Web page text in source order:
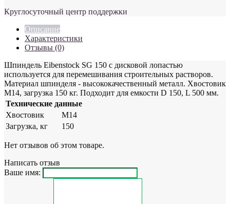
Круглосуточный центр поддержки
Описание
Характеристики
Отзывы (0)
Шпиндель Eibenstock SG 150 с дисковой лопастью
используется для перемешивания строительных растворов.
Материал шпинделя - высококачественный металл. Хвостовик
М14, загрузка 150 кг. Подходит для емкости D 150, L 500 мм.
Технические данные
Хвостовик
M14
Загрузка, кг
150
Нет отзывов об этом товаре.
Написать отзыв
Ваше имя: